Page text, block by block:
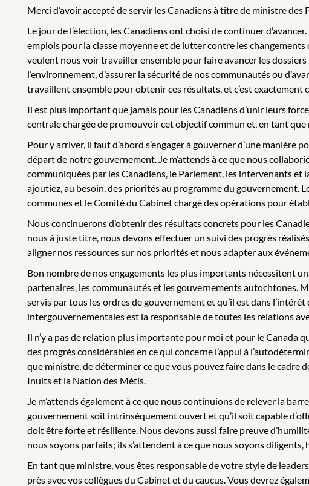
Merci d’avoir accepté de servir les Canadiens à titre de ministre des
Le jour de l’élection, les Canadiens ont choisi de continuer
emplois pour la classe moyenne et de lutter contre les
veulent nous voir travailler ensemble pour faire avancer les
l’environnement, d’assurer la sécurité de nos communautés ou
travaillent ensemble pour obtenir ces résultats, et c’est exactement
Il est plus important que jamais pour les Canadiens d’unir leurs
centrale chargée de promouvoir cet objectif commun et, en tant
Pour y arriver, il faut d’abord s’engager à gouverner d’une
départ de notre gouvernement. Je m’attends à ce que nous
communiquées par les Canadiens, le Parlement, les intervenants
ajoutiez, au besoin, des priorités au programme du gouvernement.
communes et le Comité du Cabinet chargé des opérations pour
Nous continuerons d’obtenir des résultats concrets pour les
nous à juste titre, nous devons effectuer un suivi des progrès
aligner nos ressources sur nos priorités et nous adapter aux
Bon nombre de nos engagements les plus importants nécessitent
partenaires, les communautés et les gouvernements autochtones.
servis par tous les ordres de gouvernement et qu’il est dans
intergouvernementales est la responsable de toutes les relations
Il n’y a pas de relation plus importante pour moi et pour le Canada
des progrès considérables en ce qui concerne l’appui à
que ministre, de déterminer ce que vous pouvez faire dans le cadre
Inuits et la Nation des Métis.
Je m’attends également à ce que nous continuions de relever la
gouvernement soit intrinsèquement ouvert et qu’il soit capable
doit être forte et résiliente. Nous devons aussi faire preuve
nous soyons parfaits; ils s’attendent à ce que nous soyons
En tant que ministre, vous êtes responsable de votre style de
près avec vos collègues du Cabinet et du caucus. Vous devrez